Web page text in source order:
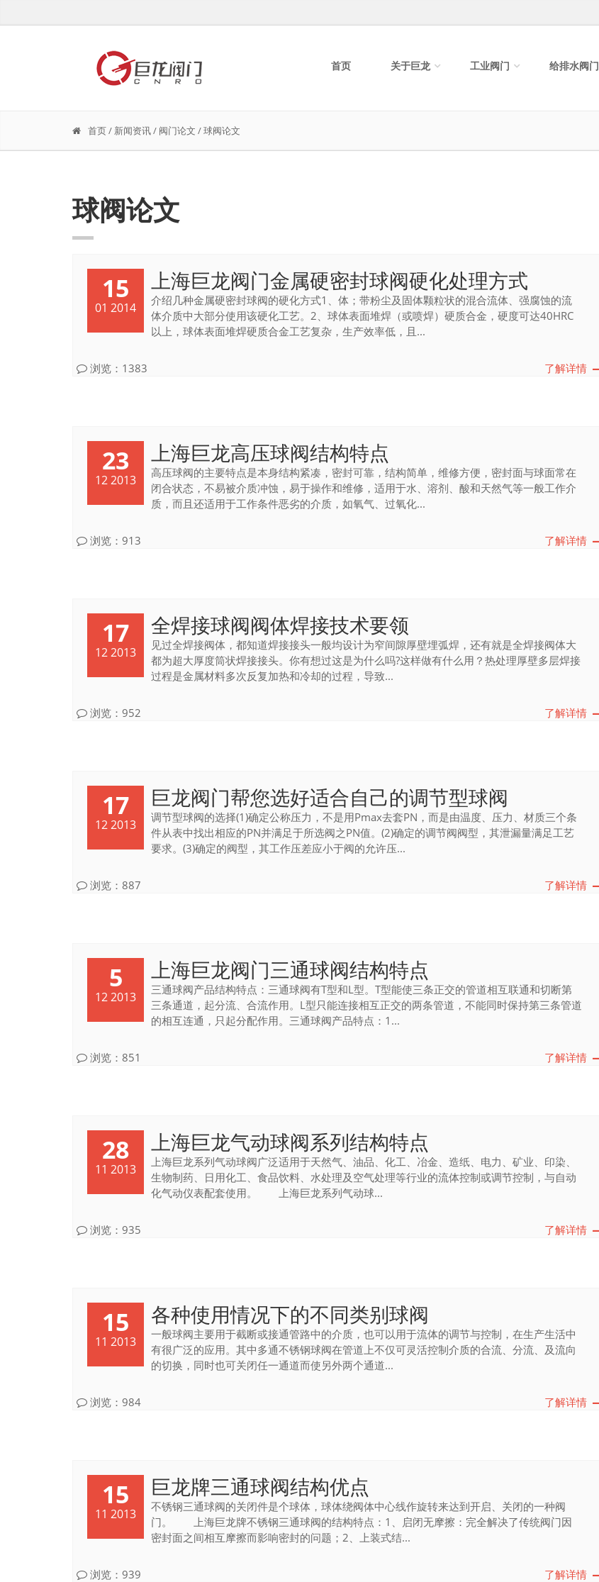
首页 关于巨龙 工业阀门 给排水阀门
首页/ 新闻资讯/ 阀门论文 /球阀论文
球阀论文
15
01 2014
上海巨龙阀门金属硬密封球阀硬化处理方式
介绍几种金属硬密封球阀的硬化方式1、体；带粉尘及固体颗粒状的混合流体、强腐蚀的流
体介质中大部分使用该硬化工艺。2、球体表面堆焊（或喷焊）硬质合金，硬度可达40HRC
以上，球体表面堆焊硬质合金工艺复杂，生产效率低，且...
浏览：1383 了解详情
23
12 2013
上海巨龙高压球阀结构特点
高压球阀的主要特点是本身结构紧凑，密封可靠，结构简单，维修方便，密封面与球面常在
闭合状态，不易被介质冲蚀，易于操作和维修，适用于水、溶剂、酸和天然气等一般工作介
质，而且还适用于工作条件恶劣的介质，如氧气、过氧化...
浏览：913 了解详情
17
12 2013
全焊接球阀阀体焊接技术要领
见过全焊接阀体，都知道焊接接头一般均设计为窄间隙厚壁埋弧焊，还有就是全焊接阀体大
都为超大厚度筒状焊接接头。你有想过这是为什么吗?这样做有什么用？热处理厚壁多层焊接
过程是金属材料多次反复加热和冷却的过程，导致...
浏览：952 了解详情
17
12 2013
巨龙阀门帮您选好适合自己的调节型球阀
调节型球阀的选择(1)确定公称压力，不是用Pmax去套PN，而是由温度、压力、材质三个条
件从表中找出相应的PN并满足于所选阀之PN值。(2)确定的调节阀阀型，其泄漏量满足工艺
要求。(3)确定的阀型，其工作压差应小于阀的允许压...
浏览：887 了解详情
5
12 2013
上海巨龙阀门三通球阀结构特点
三通球阀产品结构特点：三通球阀有T型和L型。T型能使三条正交的管道相互联通和切断第
三条通道，起分流、合流作用。L型只能连接相互正交的两条管道，不能同时保持第三条管道
的相互连通，只起分配作用。三通球阀产品特点：1...
浏览：851 了解详情
28
11 2013
上海巨龙气动球阀系列结构特点
上海巨龙系列气动球阀广泛适用于天然气、油品、化工、冶金、造纸、电力、矿业、印染、
生物制药、日用化工、食品饮料、水处理及空气处理等行业的流体控制或调节控制，与自动
化气动仪表配套使用。 上海巨龙系列气动球...
浏览：935 了解详情
15
11 2013
各种使用情况下的不同类别球阀
一般球阀主要用于截断或接通管路中的介质，也可以用于流体的调节与控制，在生产生活中
有很广泛的应用。其中多通不锈钢球阀在管道上不仅可灵活控制介质的合流、分流、及流向
的切换，同时也可关闭任一通道而使另外两个通道...
浏览：984 了解详情
15
11 2013
巨龙牌三通球阀结构优点
不锈钢三通球阀的关闭件是个球体，球体绕阀体中心线作旋转来达到开启、关闭的一种阀
门。 上海巨龙牌不锈钢三通球阀的结构特点：1、启闭无摩擦：完全解决了传统阀门因
密封面之间相互摩擦而影响密封的问题；2、上装式结...
浏览：939 了解详情